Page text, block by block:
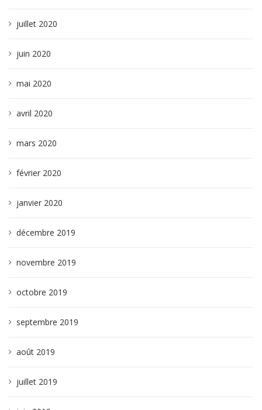
juillet 2020
juin 2020
mai 2020
avril 2020
mars 2020
février 2020
janvier 2020
décembre 2019
novembre 2019
octobre 2019
septembre 2019
août 2019
juillet 2019